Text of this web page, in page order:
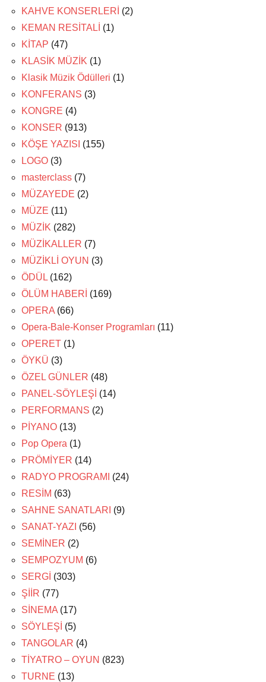
KAHVE KONSERLERİ (2)
KEMAN RESİTALİ (1)
KİTAP (47)
KLASİK MÜZİK (1)
Klasik Müzik Ödülleri (1)
KONFERANS (3)
KONGRE (4)
KONSER (913)
KÖŞE YAZISI (155)
LOGO (3)
masterclass (7)
MÜZAYEDE (2)
MÜZE (11)
MÜZİK (282)
MÜZİKALLER (7)
MÜZİKLİ OYUN (3)
ÖDÜL (162)
ÖLÜM HABERİ (169)
OPERA (66)
Opera-Bale-Konser Programları (11)
OPERET (1)
ÖYKÜ (3)
ÖZEL GÜNLER (48)
PANEL-SÖYLEŞİ (14)
PERFORMANS (2)
PİYANO (13)
Pop Opera (1)
PRÖMİYER (14)
RADYO PROGRAMI
(24)
RESİM (63)
SAHNE SANATLARI (9)
SANAT-YAZI (56)
SEMİNER (2)
SEMPOZYUM (6)
SERGİ (303)
ŞİİR (77)
SİNEMA (17)
SÖYLEŞİ (5)
TANGOLAR (4)
TİYATRO – OYUN (823)
TURNE (13)